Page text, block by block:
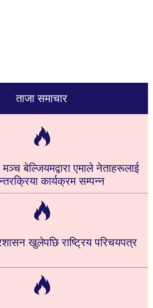
ताजा समाचार
मञ्च बेल्जियमद्वारा एमाले नेताहरूलाई
कार्यक्रम सम्पन्न
खुलेपछि राष्ट्रिय परिचयपत्र